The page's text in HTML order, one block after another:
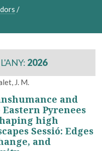
/
2026
J. M.
and
Pyrenees
high
Sessió: Edges
and